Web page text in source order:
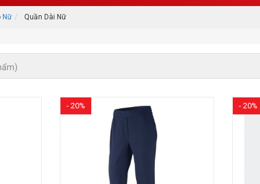
Nữ Quần Dài Nữ
- 20% - 20%